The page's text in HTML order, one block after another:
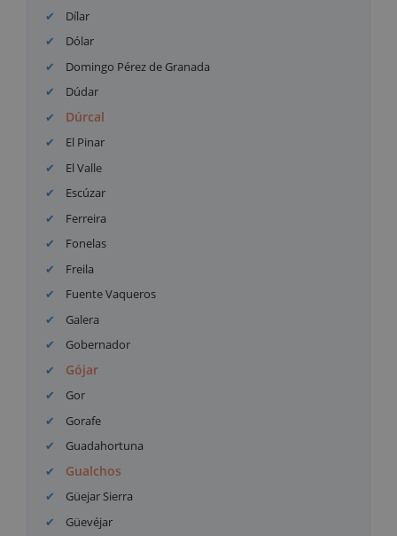
Dílar
Dólar
Domingo Pérez de Granada
Dúdar
Dúrcal
El Pinar
El Valle
Escúzar
Ferreira
Fonelas
Freila
Fuente Vaqueros
Galera
Gobernador
Gójar
Gor
Gorafe
Guadahortuna
Gualchos
Güejar Sierra
Güevéjar